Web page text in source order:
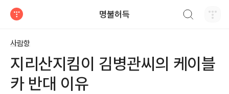
명불허득
사람향
지리산지킴이 김병관씨의 케이블
카 반대 이유